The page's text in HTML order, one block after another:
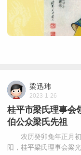
梁迅玮
2023-1-26
桂平市梁氏理事会
伯公众梁氏先祖
农历癸卯兔年正月初
阳，桂平梁氏理事会梁